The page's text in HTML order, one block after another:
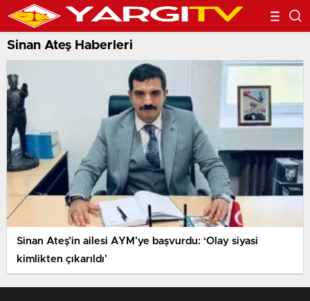
Sinan Ateş Haberleri
Sinan Ateş’in ailesi AYM’ye başvurdu: ‘Olay siyasi
kimlikten çıkarıldı’